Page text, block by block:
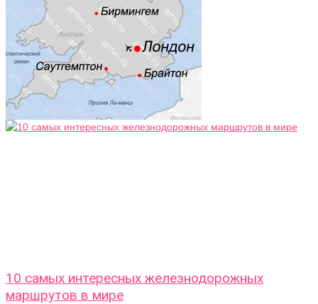
10 самых интересных железнодорожных
маршрутов в мире